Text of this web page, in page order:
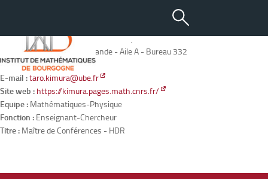
Adresse :IMB - 9 avenue Alain Savary - BP47870 - 21078 DIJON
Localisation :Bâtiment Mirande - Aile A - Bureau 332
Tél. :03 80 39 58 30
E-mail :taro.kimura@ube.fr
Site web : https://kimura.pages.math.cnrs.fr/
Equipe : Mathématiques-Physique
Fonction : Enseignant-Chercheur
Titre : Maître de Conférences - HDR